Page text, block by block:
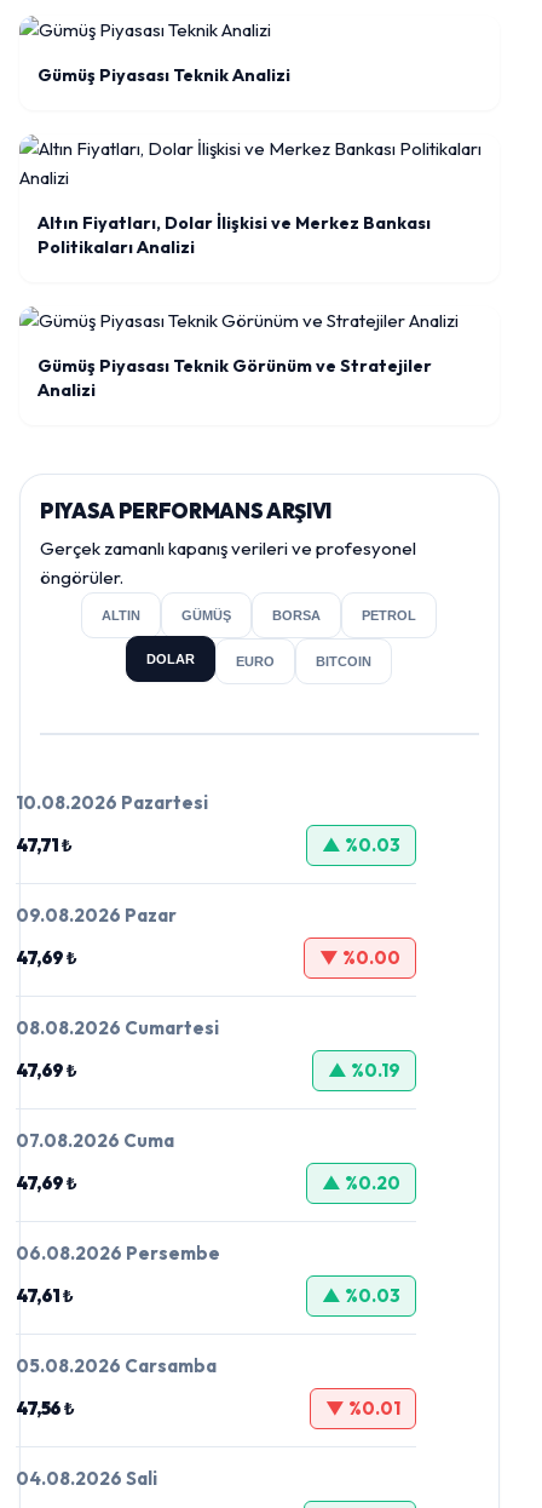
Gümüş Piyasası Teknik Analizi
Altın Fiyatları, Dolar İlişkisi ve Merkez Bankası
Politikaları Analizi
Gümüş Piyasası Teknik Görünüm ve Stratejiler
Analizi
PIYASA PERFORMANS ARŞIVI
Gerçek zamanlı kapanış verileri ve profesyonel
öngörüler.
ALTIN GÜMÜŞ BORSA PETROL
DOLAR EURO BITCOIN
10.08.2026 Pazartesi
47,71 ₺
▲ %0.03
09.08.2026 Pazar
47,69 ₺
▼ %0.00
08.08.2026 Cumartesi
47,69 ₺
▲ %0.19
07.08.2026 Cuma
47,69 ₺
▲ %0.20
06.08.2026 Persembe
47,61 ₺
▲ %0.03
05.08.2026 Carsamba
47,56 ₺
▼ %0.01
04.08.2026 Sali